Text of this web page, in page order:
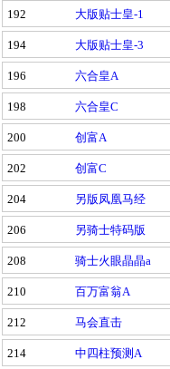
192 大版贴士皇-1
194 大版贴士皇-3
196 六合皇A
198 六合皇C
200 创富A
202 创富C
204 另版凤凰马经
206 另骑士特码版
208 骑士火眼晶晶a
210 百万富翁A
212 马会直击
214 中四柱预测A